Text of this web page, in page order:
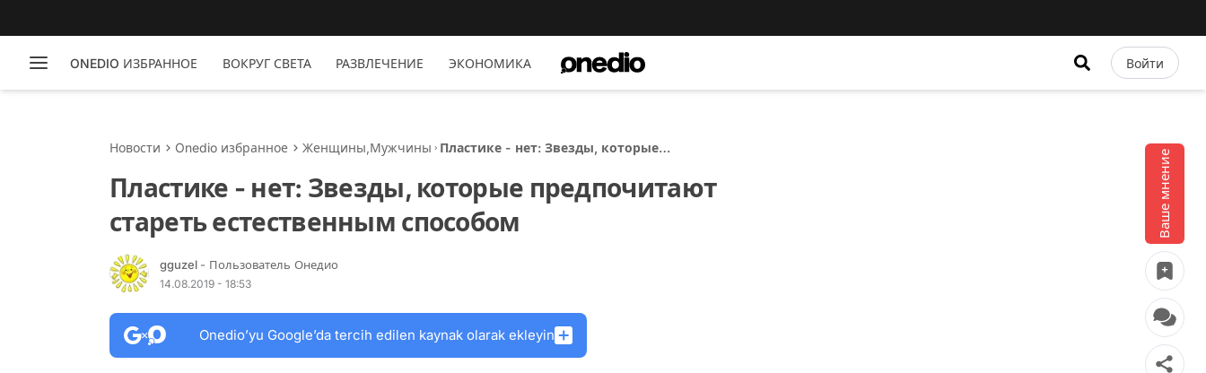
ONEDIO ИЗБРАННОЕ ВОКРУГ СВЕТА РАЗВЛЕЧЕНИЕ ЭКОНОМИКА Войти
Ваше мнение
Новости Onedio избранное Женщины,Мужчины
Пластике - нет: Звезды, которые
способом
Пластике - нет: Звезды, которые предпочитают
стареть естественным способом
gguzel - Пользователь Онедио
14.08.2019 - 18:53
Onedio’yu Google’da tercih edilen kaynak olarak ekleyin